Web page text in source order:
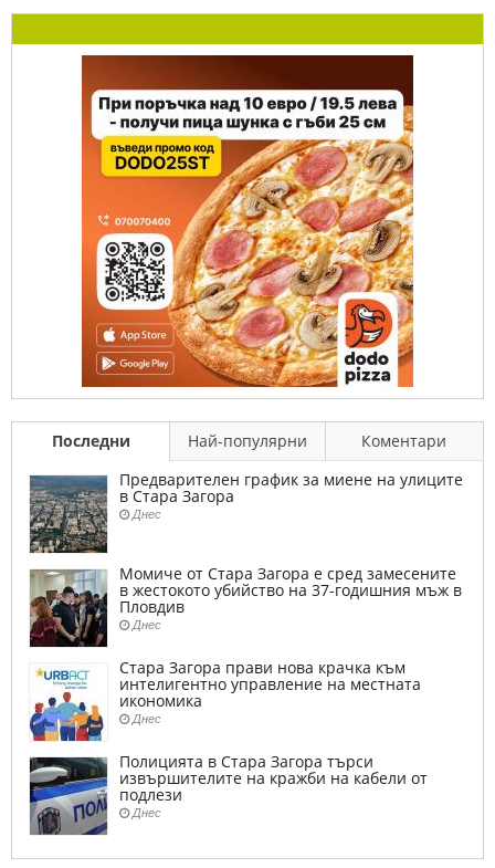
Последни Най-популярни
Коментари
Предварителен график за миене на улиците
в Стара Загора
Днес
Момиче от Стара Загора е сред замесените
в жестокото убийство на 37-годишния мъж в
Пловдив
Днес
Стара Загора прави нова крачка към
интелигентно управление на местната
икономика
Днес
Полицията в Стара Загора търси
извършителите на кражби на кабели от
подлези
Днес